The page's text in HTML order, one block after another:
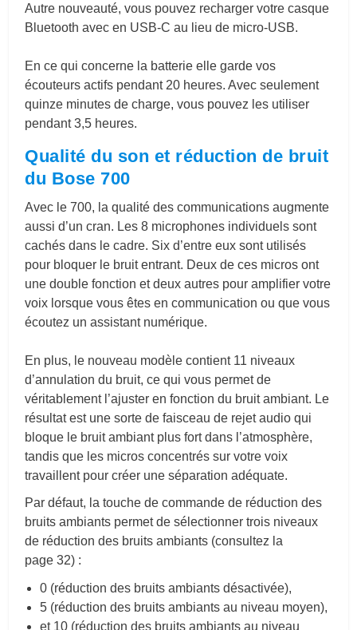
Autre nouveauté, vous pouvez recharger votre casque
Bluetooth avec en USB-C au lieu de micro-USB.
En ce qui concerne la batterie elle garde vos
écouteurs actifs pendant 20 heures. Avec seulement
quinze minutes de charge, vous pouvez les utiliser
pendant 3,5 heures.
Qualité du son et réduction de bruit
du Bose 700
Avec le 700, la qualité des communications augmente
aussi d’un cran. Les 8 microphones individuels sont
cachés dans le cadre. Six d’entre eux sont utilisés
pour bloquer le bruit entrant. Deux de ces micros ont
une double fonction et deux autres pour amplifier votre
voix lorsque vous êtes en communication ou que vous
écoutez un assistant numérique.
En plus, le nouveau modèle contient 11 niveaux
d’annulation du bruit, ce qui vous permet de
véritablement l’ajuster en fonction du bruit ambiant. Le
résultat est une sorte de faisceau de rejet audio qui
bloque le bruit ambiant plus fort dans l’atmosphère,
tandis que les micros concentrés sur votre voix
travaillent pour créer une séparation adéquate.
Par défaut, la touche de commande de réduction des
bruits ambiants permet de sélectionner trois niveaux
de réduction des bruits ambiants (consultez la
page 32) :
0 (réduction des bruits ambiants désactivée),
5 (réduction des bruits ambiants au niveau moyen),
et 10 (réduction des bruits ambiants au niveau